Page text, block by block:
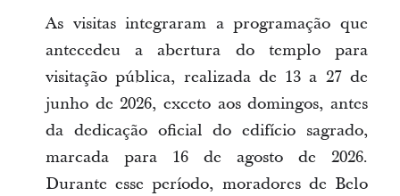
As visitas integraram a programação que
antecedeu a abertura do templo para
visitação pública, realizada de 13 a 27 de
junho de 2026, exceto aos domingos, antes
da dedicação oficial do edifício sagrado,
marcada para 16 de agosto de 2026.
Durante esse período, moradores de Belo